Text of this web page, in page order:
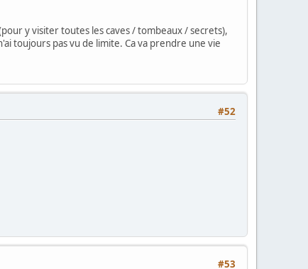
y visiter toutes les caves / tombeaux / secrets),
toujours pas vu de limite. Ca va prendre une vie
#52
#53